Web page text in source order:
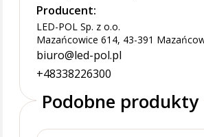
Producent:
LED-POL Sp. z o.o.
Mazańcowice 614, 43-391
biuro@led-pol.pl
+48338226300
Podobne produkty